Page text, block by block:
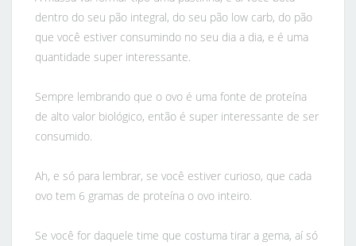
dentro do seu pão integral, do seu pão low carb, do pão
que você estiver consumindo no seu dia a dia, e é uma
quantidade super interessante.
Sempre lembrando que o ovo é uma fonte de proteína
de alto valor biológico, então é super interessante de ser
consumido.
Ah, e só para lembrar, se você estiver curioso, que cada
ovo tem 6 gramas de proteína o ovo inteiro.
Se você for daquele time que costuma tirar a gema, aí só